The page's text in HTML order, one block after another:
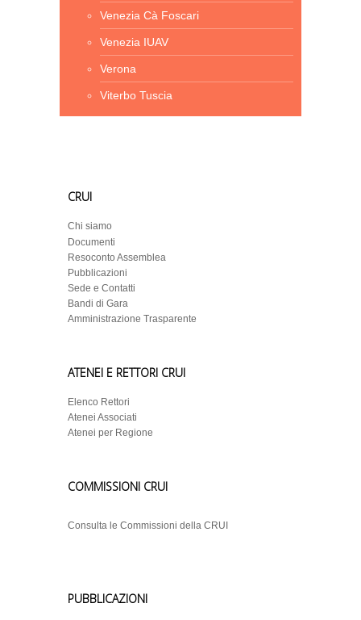
Venezia Cà Foscari
Venezia IUAV
Verona
Viterbo Tuscia
CRUI
Chi siamo
Documenti
Resoconto Assemblea
Pubblicazioni
Sede e Contatti
Bandi di Gara
Amministrazione Trasparente
ATENEI E RETTORI CRUI
Elenco Rettori
Atenei Associati
Atenei per Regione
COMMISSIONI CRUI
Consulta le Commissioni della CRUI
PUBBLICAZIONI